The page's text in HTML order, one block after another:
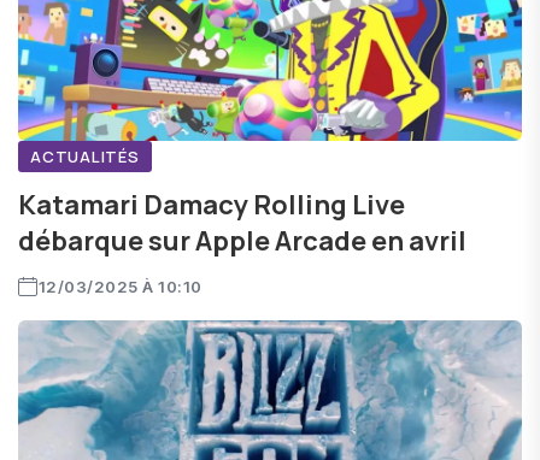
ACTUALITÉS
Katamari Damacy Rolling Live
débarque sur Apple Arcade en avril
12/03/2025 À 10:10